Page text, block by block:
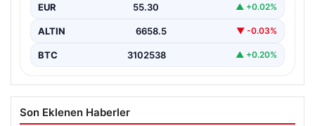
EUR 55.30 ▲ +0.02%
ALTIN 6658.5 ▼ -0.03%
BTC 3102538 ▲ +0.20%
Son Eklenen Haberler